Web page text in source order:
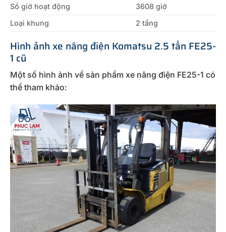
Số giờ hoạt động
3608 giờ
Loại khung
2 tầng
Hình ảnh xe nâng điện Komatsu 2.5 tấn FE25-
1 cũ
Một số hình ảnh về sản phẩm xe nâng điện FE25-1 có
thể tham khảo: